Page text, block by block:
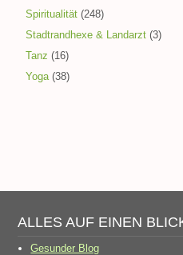
Spiritualität (248)
Stadtrandhexe & Landarzt (3)
Tanz (16)
Yoga (38)
ALLES AUF EINEN
Gesunder Blog